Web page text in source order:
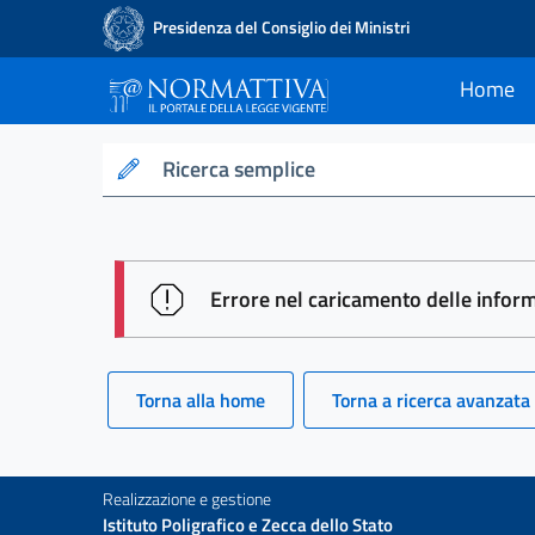
Presidenza del Consiglio dei Ministri
Normattiva - Il
Home
current
Ricerca semplice
session id:
Errore nel caricamento delle
Torna alla home Torna a ricerca avanzata
Realizzazione e gestione
Istituto Poligrafico e Zecca dello Stato